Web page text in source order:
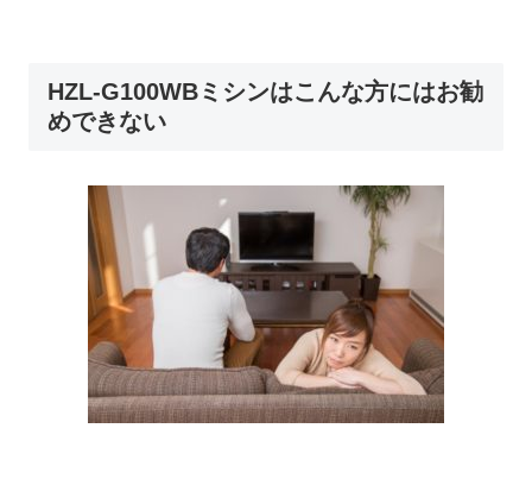
HZL-G100WBミシンはこんな方にはお勧
めできない